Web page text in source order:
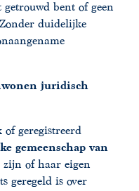
bent of geen
duidelijke
juridisch
geregistreerd
gemeenschap van
zijn of haar eigen
geregeld is over